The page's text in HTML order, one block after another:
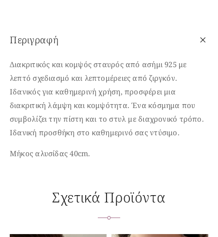
Περιγραφή
Διακριτικός και κομψός σταυρός από ασήμι 925 με
λεπτό σχεδιασμό και λεπτομέρειες από ζιργκόν.
Ιδανικός για καθημερινή χρήση, προσφέρει μια
διακριτική λάμψη και κομψότητα. Ένα κόσμημα που
συμβολίζει την πίστη και το στυλ με διαχρονικό τρόπο.
Ιδανική προσθήκη στο καθημερινό σας ντύσιμο.
Μήκος αλυσίδας 40cm.
Σχετικά Προϊόντα